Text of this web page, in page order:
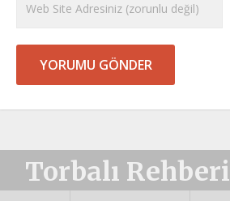
Torbalı Rehberi